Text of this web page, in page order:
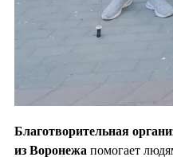
Благотворительная
из Воронежа помогает